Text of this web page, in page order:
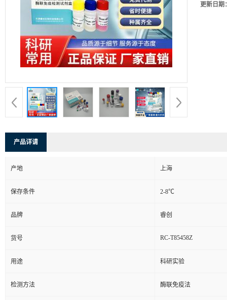
更新日期
产品详请
产地 上海
保存条件 2-8℃
品牌 睿创
货号 RC-T85458Z
用途 科研实验
检测方法 酶联免疫法